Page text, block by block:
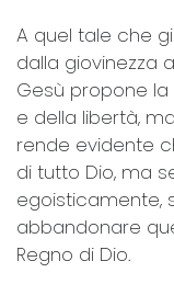
A quel tale che
dalla giovinezza
Gesù propone la
e della libertà,
rende evidente
di tutto Dio, ma
egoisticamente,
abbandonare
Regno di Dio.